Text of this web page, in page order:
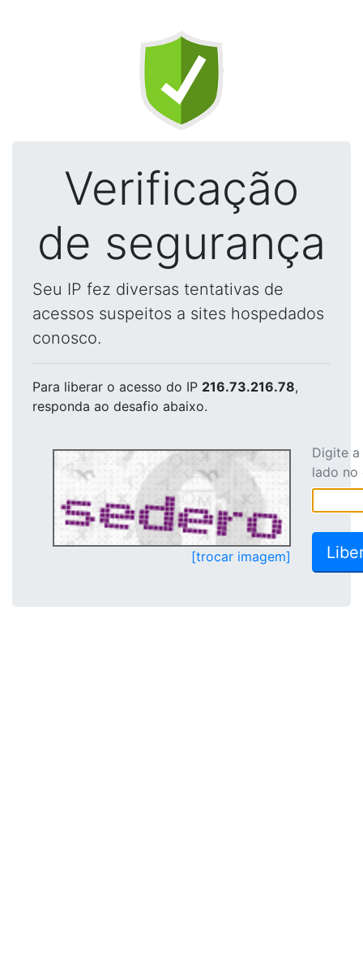
Verificação
de segurança
Seu IP fez diversas tentativas de
acessos suspeitos a sites hospedados
conosco.
Para liberar o acesso do IP 216.73.216.78,
responda ao desafio abaixo.
[trocar imagem]
Digite
lado no